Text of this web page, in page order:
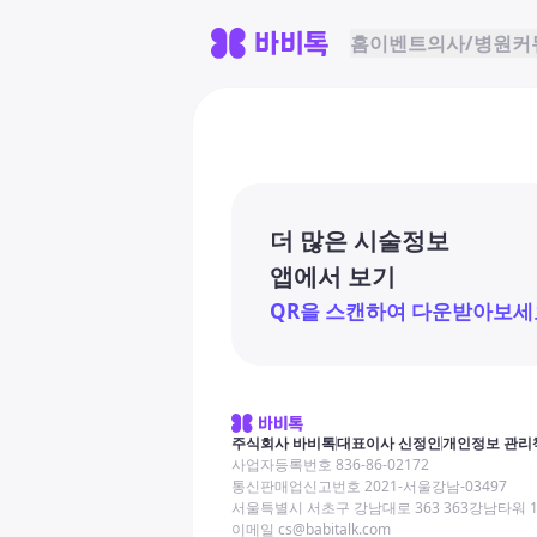
홈이벤트의사/병원커
더 많은 시술정보
앱에서 보기
QR을 스캔하여 다운받아보세
주식회사 바비톡대표이사 신정인개인정보 관리
사업자등록번호 836-86-02172
통신판매업신고번호 2021-서울강남-03497
서울특별시 서초구 강남대로 363 363강남타워
이메일 cs@babitalk.com